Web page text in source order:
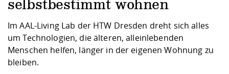
Study support
physik
Studying in
circumstances
Career Service
Teaching,
abroad
Downloads
Cooperations
Contact
Equal
University
Management
Committees and
Representations
Informatics /
Agriculture/
mistry
Contact and approach
Quality Assurance
selbstbestimmt wohnen
Im AAL-Living Lab der HTW Dresden dreht sich alles
um Technologien, die älteren, alleinlebenden
Menschen helfen, länger in der eigenen Wohnung zu
bleiben.